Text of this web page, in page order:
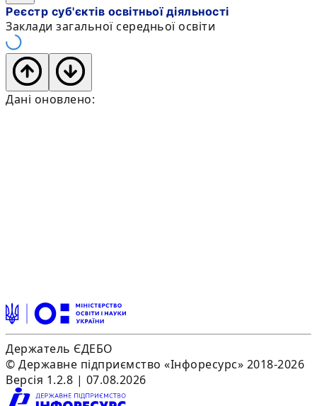
Реєстр суб'єктів освітньої діяльності
Заклади загальної середньої освіти
Дані оновлено:
Держатель ЄДЕБО
© Державне підприємство «Інфоресурс» 2018-2026
Версія 1.2.8 | 07.08.2026